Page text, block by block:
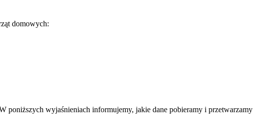
domowych:
poniższych wyjaśnieniach informujemy, jakie dane pobieramy i przetwarzamy